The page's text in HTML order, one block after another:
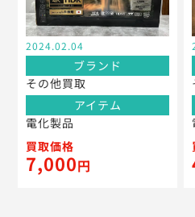
2024.02.04
ブランド
その他買取
アイテム
電化製品
買取価格
7,000円